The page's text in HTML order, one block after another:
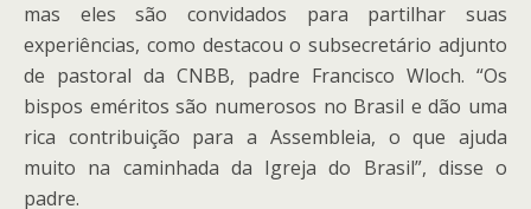
mas eles são convidados para partilhar suas
experiências, como destacou o subsecretário adjunto
de pastoral da CNBB, padre Francisco Wloch. “Os
bispos eméritos são numerosos no Brasil e dão uma
rica contribuição para a Assembleia, o que ajuda
muito na caminhada da Igreja do Brasil”, disse o
padre.